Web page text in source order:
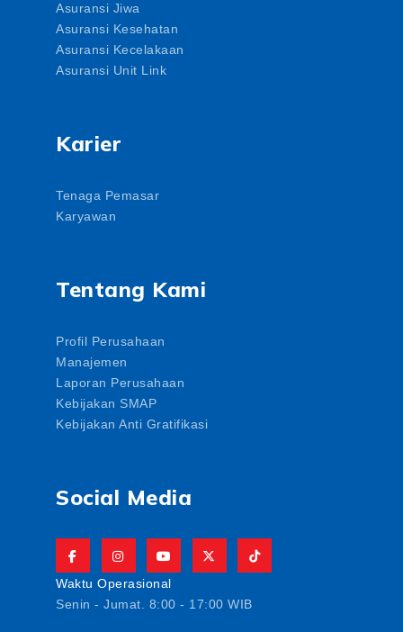
Asuransi Jiwa
Asuransi Kesehatan
Asuransi Kecelakaan
Asuransi Unit Link
Karier
Tenaga Pemasar
Karyawan
Tentang Kami
Profil Perusahaan
Manajemen
Laporan Perusahaan
Kebijakan SMAP
Kebijakan Anti Gratifikasi
Social Media
Waktu Operasional
Senin - Jumat. 8:00 - 17:00 WIB